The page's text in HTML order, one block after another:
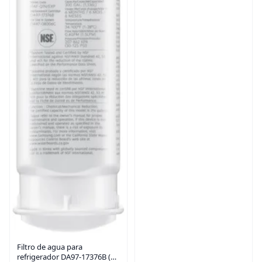
Filtro de agua para
refrigerador DA97-17376B (1